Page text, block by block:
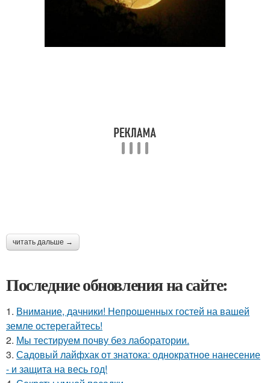
читать дальше →
Последние обновления на сайте:
1. Внимание, дачники! Непрошенных гостей на вашей
земле остерегайтесь!
2. Мы тестируем почву без лаборатории.
3. Садовый лайфхак от знатока: однократное нанесение
- и защита на весь год!